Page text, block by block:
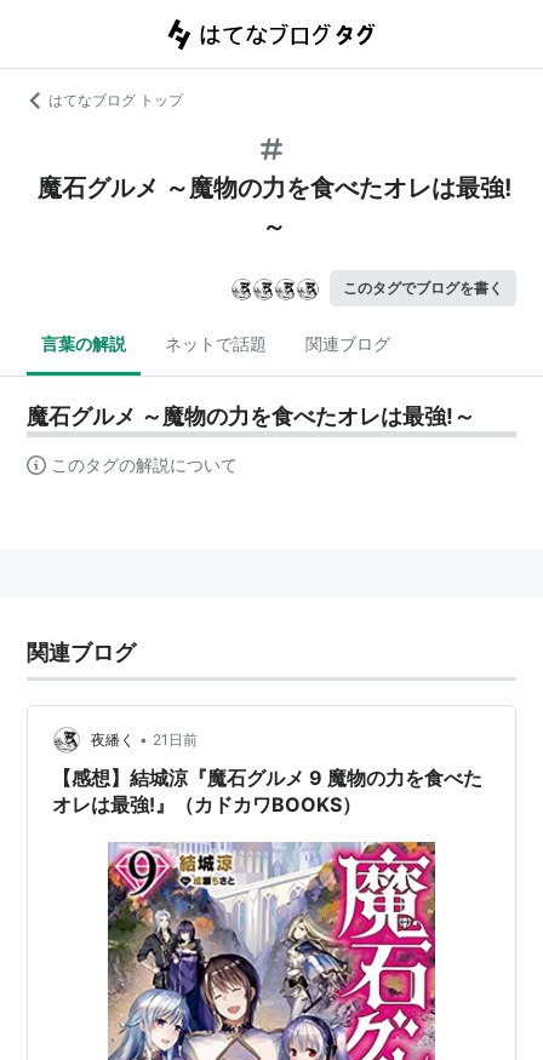
はてなブログ トップ
魔石グルメ ～魔物の力を食べたオレは最強!
～
このタグでブログを書く
言葉の解説 ネットで話題 関連ブログ
魔石グルメ ～魔物の力を食べたオレは最強!～
このタグの解説について
関連ブログ
夜繙く • 21日前
【感想】結城涼『魔石グルメ 9 魔物の力を食べた
オレは最強!』（カドカワBOOKS）